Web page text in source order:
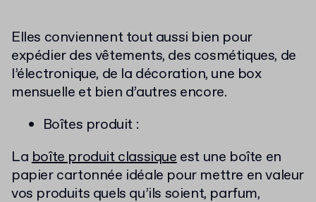
Elles conviennent tout aussi bien pour
expédier des vêtements, des cosmétiques, de
l’électronique, de la décoration, une box
mensuelle et bien d’autres encore.
Boîtes produit :
Laboîte produit classiqueest une boîte en
papier cartonnée idéale pour mettre en valeur
vos produits quels qu’ils soient, parfum,